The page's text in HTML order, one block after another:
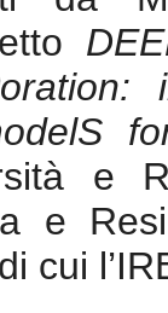
e
e
cui